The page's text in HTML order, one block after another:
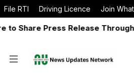
File RTI Driving Licence Join
Press Release Through